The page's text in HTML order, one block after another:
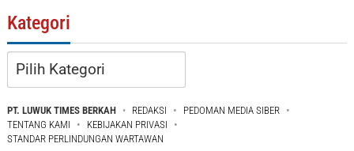
Kategori
Kategori
PT. LUWUK TIMES BERKAH REDAKSI
PEDOMAN MEDIA SIBER
TENTANG KAMI
KEBIJAKAN PRIVASI
STANDAR PERLINDUNGAN WARTAWAN